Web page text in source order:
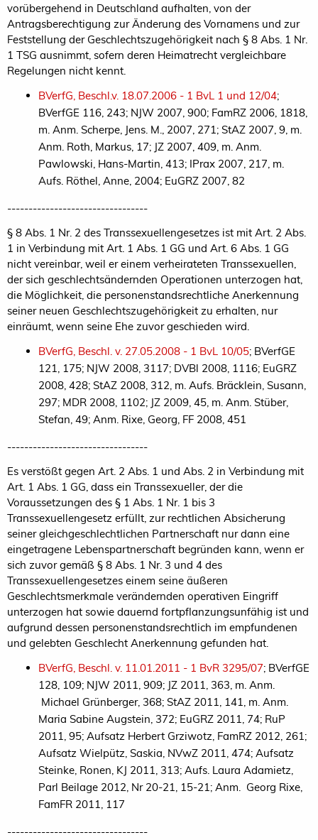
vorübergehend in Deutschland aufhalten, von der
Antragsberechtigung zur Änderung des Vornamens und zur
Feststellung der Geschlechtszugehörigkeit nach § 8 Abs. 1 Nr.
1 TSG ausnimmt, sofern deren Heimatrecht vergleichbare
Regelungen nicht kennt.
BVerfG, Beschl.v. 18.07.2006 - 1 BvL 1 und 12/04;
BVerfGE 116, 243; NJW 2007, 900; FamRZ 2006, 1818,
m. Anm. Scherpe, Jens. M., 2007, 271; StAZ 2007, 9, m.
Anm. Roth, Markus, 17; JZ 2007, 409, m. Anm.
Pawlowski, Hans-Martin, 413; IPrax 2007, 217, m.
Aufs. Röthel, Anne, 2004; EuGRZ 2007, 82
---------------------------------
§ 8 Abs. 1 Nr. 2 des Transsexuellengesetzes ist mit Art. 2 Abs.
1 in Verbindung mit Art. 1 Abs. 1 GG und Art. 6 Abs. 1 GG
nicht vereinbar, weil er einem verheirateten Transsexuellen,
der sich geschlechtsändernden Operationen unterzogen hat,
die Möglichkeit, die personenstandsrechtliche Anerkennung
seiner neuen Geschlechtszugehörigkeit zu erhalten, nur
einräumt, wenn seine Ehe zuvor geschieden wird.
BVerfG, Beschl. v. 27.05.2008 - 1 BvL 10/05; BVerfGE
121, 175; NJW 2008, 3117; DVBl 2008, 1116; EuGRZ
2008, 428; StAZ 2008, 312, m. Aufs. Bräcklein, Susann,
297; MDR 2008, 1102; JZ 2009, 45, m. Anm. Stüber,
Stefan, 49; Anm. Rixe, Georg, FF 2008, 451
---------------------------------
Es verstößt gegen Art. 2 Abs. 1 und Abs. 2 in Verbindung mit
Art. 1 Abs. 1 GG, dass ein Transsexueller, der die
Voraussetzungen des § 1 Abs. 1 Nr. 1 bis 3
Transsexuellengesetz erfüllt, zur rechtlichen Absicherung
seiner gleichgeschlechtlichen Partnerschaft nur dann eine
eingetragene Lebenspartnerschaft begründen kann, wenn er
sich zuvor gemäß § 8 Abs. 1 Nr. 3 und 4 des
Transsexuellengesetzes einem seine äußeren
Geschlechtsmerkmale verändernden operativen Eingriff
unterzogen hat sowie dauernd fortpflanzungsunfähig ist und
aufgrund dessen personenstandsrechtlich im empfundenen
und gelebten Geschlecht Anerkennung gefunden hat.
BVerfG, Beschl. v. 11.01.2011 - 1 BvR 3295/07; BVerfGE
128, 109; NJW 2011, 909; JZ 2011, 363, m. Anm.
Michael Grünberger, 368; StAZ 2011, 141, m. Anm.
Maria Sabine Augstein, 372; EuGRZ 2011, 74; RuP
2011, 95; Aufsatz Herbert Grziwotz, FamRZ 2012, 261;
Aufsatz Wielpütz, Saskia, NVwZ 2011, 474; Aufsatz
Steinke, Ronen, KJ 2011, 313; Aufs. Laura Adamietz,
Parl Beilage 2012, Nr 20-21, 15-21; Anm. Georg Rixe,
FamFR 2011, 117
---------------------------------